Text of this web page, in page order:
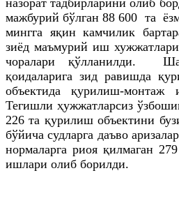
мажбурий бўлган 88 600 та
мингга яқин камчилик
зиёд маъмурий иш
чоралари қўлланилди.
қоидаларига зид равишда
объектида қурилиш-монтаж
Тегишли ҳужжатларсиз
226та қурилиш объектини
бўйича судларга даъво
нормаларга риоя қилмаган 279
ишлари олиб борилди.